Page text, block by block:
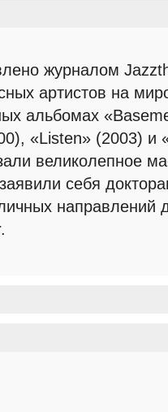
журналом
артистов на
альбомах
«Listen» (2003) и
великолепное
себя
направлений